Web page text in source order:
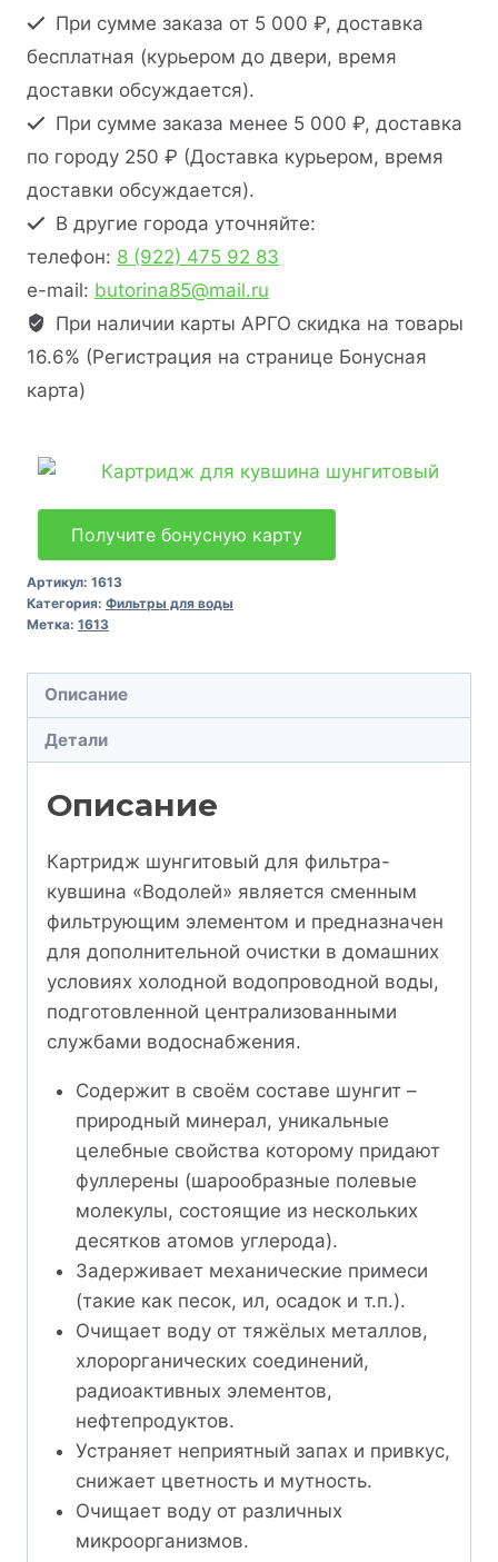
При сумме заказа от 5 000 ₽, доставка
бесплатная (курьером до двери, время
доставки обсуждается).
При сумме заказа менее 5 000 ₽, доставка
по городу 250 ₽ (Доставка курьером, время
доставки обсуждается).
В другие города уточняйте:
телефон: 8 (922) 475 92 83
e-mail: butorina85@mail.ru
При наличии карты АРГО скидка на товары
16.6% (Регистрация на странице Бонусная
карта)
Получите бонусную карту
Артикул: 1613
Категория: Фильтры для воды
Метка: 1613
Описание
Детали
Описание
Картридж шунгитовый для фильтра-
кувшина «Водолей» является сменным
фильтрующим элементом и предназначен
для дополнительной очистки в домашних
условиях холодной водопроводной воды,
подготовленной централизованными
службами водоснабжения.
Содержит в своём составе шунгит –
природный минерал, уникальные
целебные свойства которому придают
фуллерены (шарообразные полевые
молекулы, состоящие из нескольких
десятков атомов углерода).
Задерживает механические примеси
(такие как песок, ил, осадок и т.п.).
Очищает воду от тяжёлых металлов,
хлорорганических соединений,
радиоактивных элементов,
нефтепродуктов.
Устраняет неприятный запах и привкус,
снижает цветность и мутность.
Очищает воду от различных
микроорганизмов.